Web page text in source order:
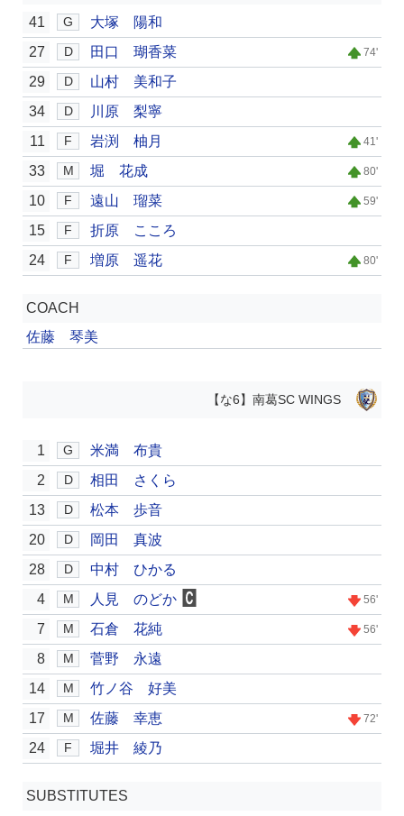
41 G
大塚 陽和
27
D 田口 瑚香菜 74'
29 D
山村 美和子
34
D
川原 梨寧
11
F 岩渕 柚月 41'
33 M 堀 花成 80'
10 F 遠山 瑠菜 59'
15 F
折原 こころ
24
F 増原 遥花 80'
COACH
佐藤 琴美
【な6】南葛SC WINGS
1 G
米満 布貴
2
D
相田 さくら
13
D
松本 歩音
20
D
岡田 真波
28
D
中村 ひかる
4
M 人見 のどか 56'
7 M 石倉 花純 56'
8 M
菅野 永遠
14
M
竹ノ谷 好美
17
M 佐藤 幸恵 72'
24 F 堀井 綾乃
SUBSTITUTES